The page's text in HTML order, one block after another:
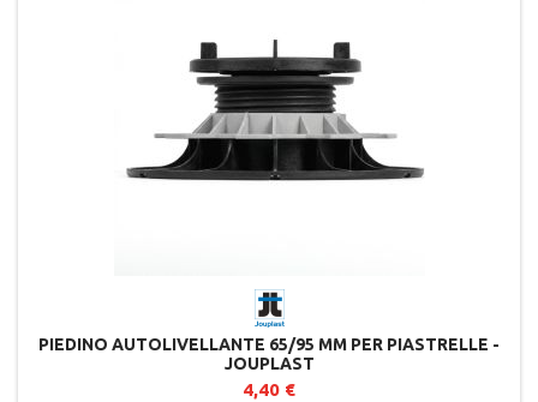
PIEDINO AUTOLIVELLANTE 65/95 MM PER PIASTRELLE -
JOUPLAST
4,40 €